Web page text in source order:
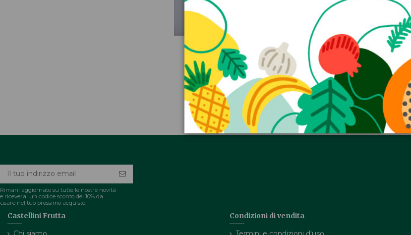
Acqua maniva legg.
frizzante l 150
Guarda
Rimani aggiornato su tutte le nostre novità
e riceverai un codice sconto del 10% da
usare nel tuo prossimo acquisto.
Castellini Frutta Condizioni di vendita